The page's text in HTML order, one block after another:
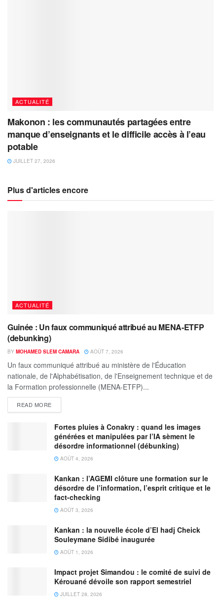
ACTUALITÉ
Makonon : les communautés partagées entre
manque d’enseignants et le difficile accès à l’eau
potable
JUILLET 27, 2026
Plus d'articles encore
ACTUALITÉ
Guinée : Un faux communiqué attribué au MENA-ETFP
(debunking)
BY MOHAMED SLEM CAMARA AOÛT 7, 2026
Un faux communiqué attribué au ministère de l'Éducation
nationale, de l'Alphabétisation, de l'Enseignement technique et de
la Formation professionnelle (MENA-ETFP)...
READ MORE
Fortes pluies à Conakry : quand les images
générées et manipulées par l’IA sèment le
désordre informationnel (débunking)
AOÛT 4, 2026
Kankan : l’AGEMI clôture une formation sur le
désordre de l’information, l’esprit critique et le
fact-checking
AOÛT 3, 2026
Kankan : la nouvelle école d’El hadj Cheick
Souleymane Sidibé inaugurée
AOÛT 1, 2026
Impact projet Simandou : le comité de suivi de
Kérouané dévoile son rapport semestriel
JUILLET 28, 2026